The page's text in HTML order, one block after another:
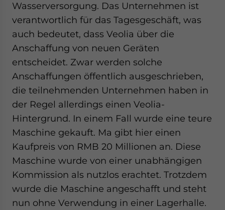
Wasserversorgung. Das Unternehmen ist
verantwortlich für das Tagesgeschäft, was
auch bedeutet, dass Veolia über die
Anschaffung von neuen Geräten
entscheidet. Zwar werden solche
Anschaffungen öffentlich ausgeschrieben,
die teilnehmenden Unternehmen haben in
der Regel allerdings einen Veolia-
Hintergrund. In einem Fall wurde eine teure
Maschine gekauft. Ma gibt hier einen
Kaufpreis von RMB 20 Millionen an. Diese
Maschine wurde von einer unabhängigen
Kommission als nutzlos erachtet. Trotzdem
wurde die Maschine angeschafft und steht
nun ohne Verwendung in einer Lagerhalle.